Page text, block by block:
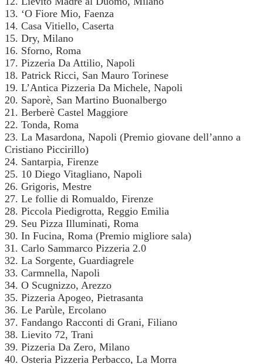
13. ‘O Fiore Mio, Faenza
14. Casa Vitiello, Caserta
15. Dry, Milano
16. Sforno, Roma
17. Pizzeria Da Attilio, Napoli
18. Patrick Ricci, San Mauro Torinese
19. L’Antica Pizzeria Da Michele, Napoli
20. Saporè, San Martino Buonalbergo
21. Berberè Castel Maggiore
22. Tonda, Roma
23. La Masardona, Napoli (Premio giovane dell’anno a
Cristiano Piccirillo)
24. Santarpia, Firenze
25. 10 Diego Vitagliano, Napoli
26. Grigoris, Mestre
27. Le follie di Romualdo, Firenze
28. Piccola Piedigrotta, Reggio Emilia
29. Seu Pizza Illuminati, Roma
30. In Fucina, Roma (Premio migliore sala)
31. Carlo Sammarco Pizzeria 2.0
32. La Sorgente, Guardiagrele
33. Carmnella, Napoli
34. O Scugnizzo, Arezzo
35. Pizzeria Apogeo, Pietrasanta
36. Le Parùle, Ercolano
37. Fandango Racconti di Grani, Filiano
38. Lievito 72, Trani
39. Pizzeria Da Zero, Milano
40. Osteria Pizzeria Perbacco, La Morra